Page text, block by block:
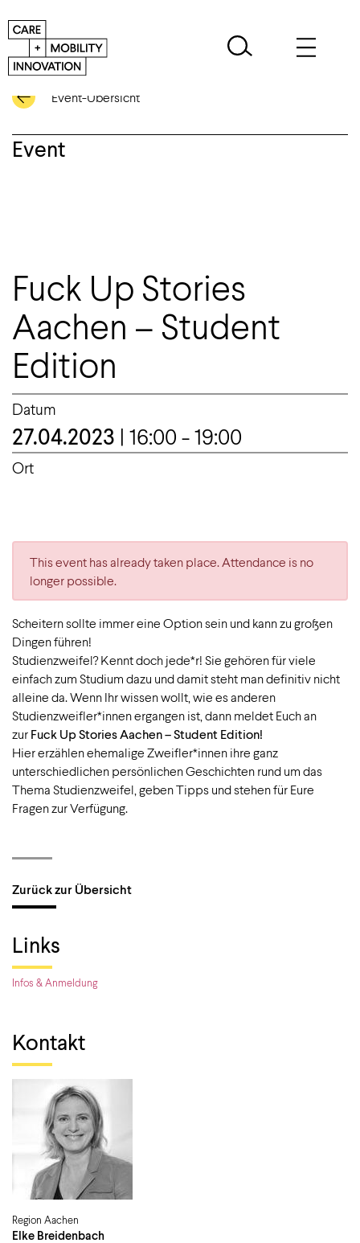
Event-Übersicht
Event
Links
Infos & Anmeldung
Kontakt
Region Aachen
Elke Breidenbach
Fuck Up Stories
Aachen – Student
Edition
Datum
27.04.2023 | 16:00 - 19:00
Ort
This event has already taken place. Attendance is no
longer possible.
Scheitern sollte immer eine Option sein und kann zu großen
Dingen führen!
Studienzweifel? Kennt doch jede*r! Sie gehören für viele
einfach zum Studium dazu und damit steht man definitiv nicht
alleine da. Wenn Ihr wissen wollt, wie es anderen
Studienzweifler*innen ergangen ist, dann meldet Euch an
zur Fuck Up Stories Aachen – Student Edition!
Hier erzählen ehemalige Zweifler*innen ihre ganz
unterschiedlichen persönlichen Geschichten rund um das
Thema Studienzweifel, geben Tipps und stehen für Eure
Fragen zur Verfügung.
Zurück zur Übersicht